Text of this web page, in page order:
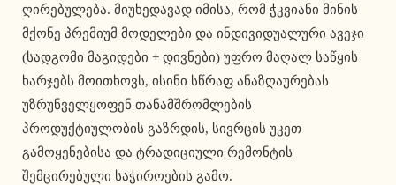
ღირებულება. მიუხედავად იმისა, რომ ჭკვიანი მინის
მქონე პრემიუმ მოდელები და ინდივიდუალური ავეჯი
(სადგომი მაგიდები + დივნები) უფრო მაღალ საწყის
ხარჯებს მოითხოვს, ისინი სწრაფ ანაზღაურებას
უზრუნველყოფენ თანამშრომლების
პროდუქტიულობის გაზრდის, სივრცის უკეთ
გამოყენებისა და ტრადიციული რემონტის
შემცირებული საჭიროების გამო.